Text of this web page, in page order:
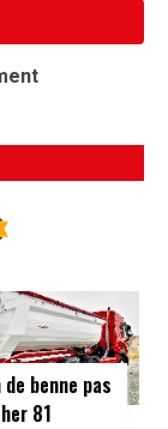
benne pas
81